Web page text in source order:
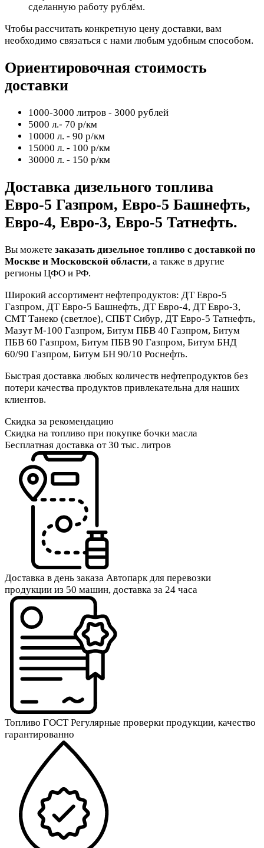
сделанную работу рублём.
Чтобы рассчитать конкретную цену доставки, вам
необходимо связаться с нами любым удобным способом.
Ориентировочная стоимость
доставки
1000-3000 литров - 3000 рублей
5000 л.- 70 р/км
10000 л. - 90 р/км
15000 л. - 100 р/км
30000 л. - 150 р/км
Доставка дизельного топлива
Евро-5 Газпром, Евро-5 Башнефть,
Евро-4, Евро-3, Евро-5 Татнефть.
Вы можете заказать дизельное топливо с доставкой по
Москве и Московской области, а также в другие
регионы ЦФО и РФ.
Широкий ассортимент нефтепродуктов: ДТ Евро-5
Газпром, ДТ Евро-5 Башнефть, ДТ Евро-4, ДТ Евро-3,
СМТ Танеко (светлое), СПБТ Сибур, ДТ Евро-5 Татнефть,
Мазут М-100 Газпром, Битум ПБВ 40 Газпром, Битум
ПБВ 60 Газпром, Битум ПБВ 90 Газпром, Битум БНД
60/90 Газпром, Битум БН 90/10 Роснефть.
Быстрая доставка любых количеств нефтепродуктов без
потери качества продуктов привлекательна для наших
клиентов.
Скидка за рекомендацию
Скидка на топливо при покупке бочки масла
Бесплатная доставка от 30 тыс. литров
Доставка в день заказа Автопарк для перевозки
продукции из 50 машин, доставка за 24 часа
Топливо ГОСТРегулярные проверки продукции, качество
гарантированно